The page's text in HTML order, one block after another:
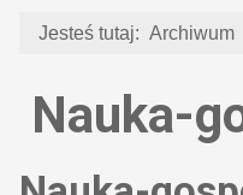
Jesteś tutaj: Archiwum
Nauka-